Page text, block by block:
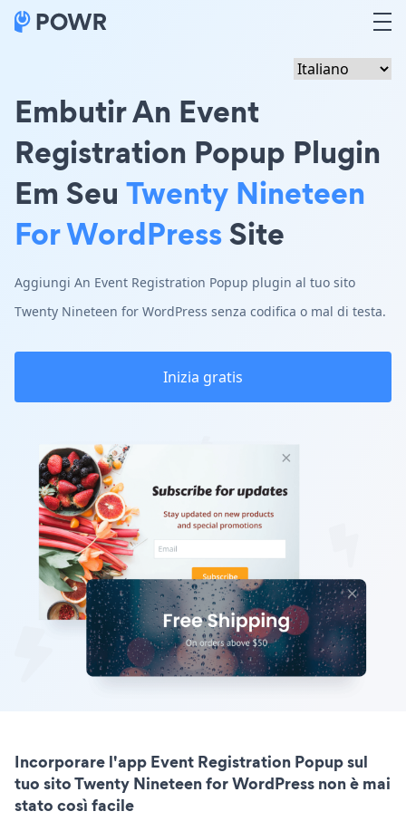
Embutir An Event
Registration Popup Plugin
Em Seu Twenty Nineteen
For WordPressSite
Aggiungi An Event Registration Popup plugin al tuo sito
Twenty Nineteen for WordPress senza codifica o mal di testa.
Inizia gratis
Incorporare l'app Event Registration Popup sul
tuo sito Twenty Nineteen for WordPress non è mai
stato così facile